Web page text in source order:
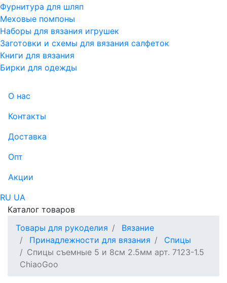
Фурнитура для шляп
Меховые помпоны
Наборы для вязания игрушек
Заготовки и схемы для вязания салфеток
Книги для вязания
Бирки для одежды
О нас
Контакты
Доставка
Опт
Акции
RU UA
Каталог товаров
Товары для рукоделия
Вязание
Принадлежности для вязания
Спицы
Спицы съемные 5 и 8см 2.5мм арт. 7123-1.5
ChiaoGoo